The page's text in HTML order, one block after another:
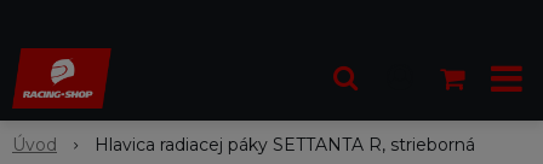
Úvod Hlavica radiacej páky SETTANTA R, strieborná